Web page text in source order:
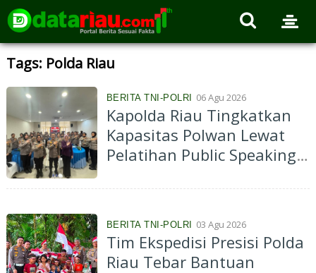
Tags: Polda Riau
BERITA TNI-POLRI 06 Agu 2026
Kapolda Riau Tingkatkan
Kapasitas Polwan Lewat
Pelatihan Public Speaking,
Kemampuan Komunikasi
BERITA TNI-POLRI 03 Agu 2026
Tim Ekspedisi Presisi Polda
Riau Tebar Bantuan